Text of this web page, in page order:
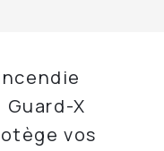
X
vos